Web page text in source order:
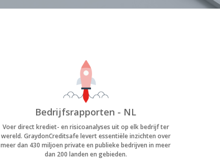
Bedrijfsrapporten - NL
Voer direct krediet- en risicoanalyses uit op elk bedrijf ter
wereld. GraydonCreditsafe levert essentiële inzichten over
meer dan 430 miljoen private en publieke bedrijven in meer
dan 200 landen en gebieden.